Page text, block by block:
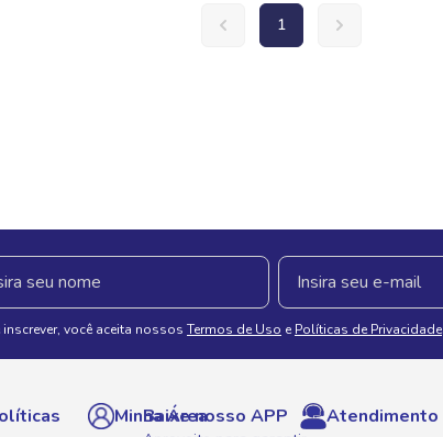
1
você aceita nossos Termos de Uso e Políticas de Privacidade
Minha Área
Atendimento
Baixe nosso APP